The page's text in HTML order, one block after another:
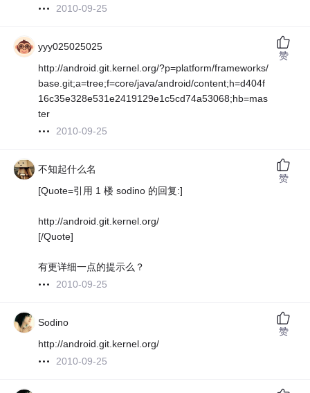
2010-09-25
yyy025025025
http://android.git.kernel.org/?p=platform/frameworks/
base.git;a=tree;f=core/java/android/content;h=d404f
16c35e328e531e2419129e1c5cd74a53068;hb=mas
ter
2010-09-25
赞
不知起什么名
[Quote=引用 1 楼 sodino 的回复:]
http://android.git.kernel.org/
[/Quote]
有更详细一点的提示么？
2010-09-25
赞
Sodino
http://android.git.kernel.org/
2010-09-25
赞